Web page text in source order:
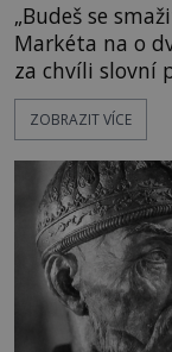
„Budeš se
Markéta na o
za chvíli slovní
katolička, druhá
nich se usídlí
mezi vůdce
skutečně jistou
ZOBRAZIT VÍCE